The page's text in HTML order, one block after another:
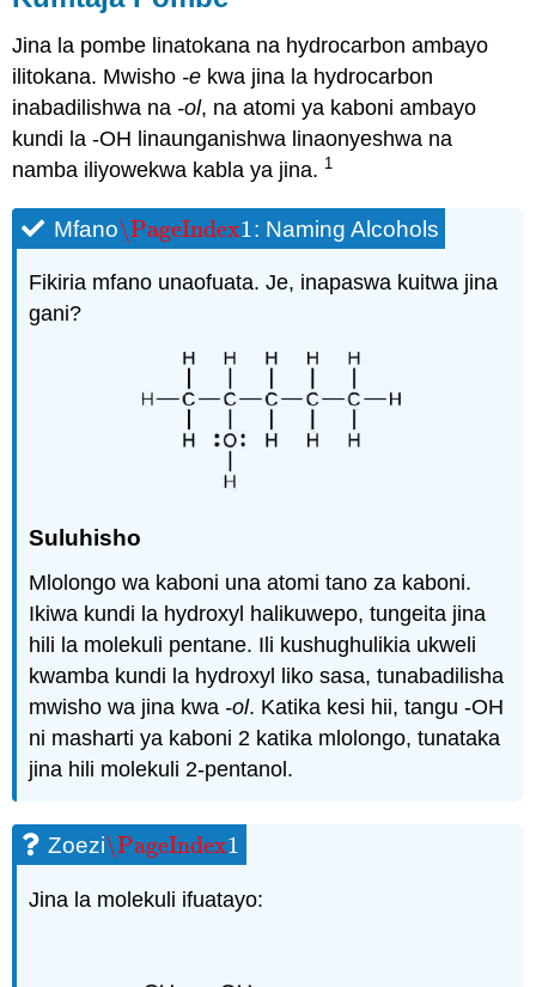
Jina la pombe linatokana na hydrocarbon ambayo
ilitokana. Mwisho -e kwa jina la hydrocarbon
inabadilishwa na -ol, na atomi ya kaboni ambayo
kundi la -OH linaunganishwa linaonyeshwa na
namba iliyowekwa kabla ya jina. 1
Mfano\PageIndex1
\PageIndex1: Naming Alcohols
Fikiria mfano unaofuata. Je, inapaswa kuitwa jina
gani?
Suluhisho
Mlolongo wa kaboni una atomi tano za kaboni.
Ikiwa kundi la hydroxyl halikuwepo, tungeita jina
hili la molekuli pentane. Ili kushughulikia ukweli
kwamba kundi la hydroxyl liko sasa, tunabadilisha
mwisho wa jina kwa -ol. Katika kesi hii, tangu -OH
ni masharti ya kaboni 2 katika mlolongo, tunataka
jina hili molekuli 2-pentanol.
Zoezi\PageIndex1
\PageIndex1
Jina la molekuli ifuatayo: